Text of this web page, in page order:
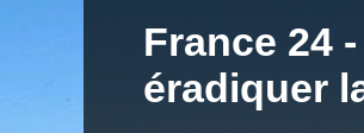
France 24
éradiquer